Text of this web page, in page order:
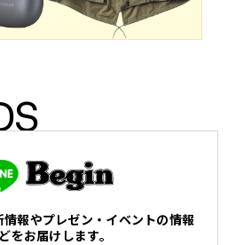
報やプレゼン・イベントの情報
をお届けします。